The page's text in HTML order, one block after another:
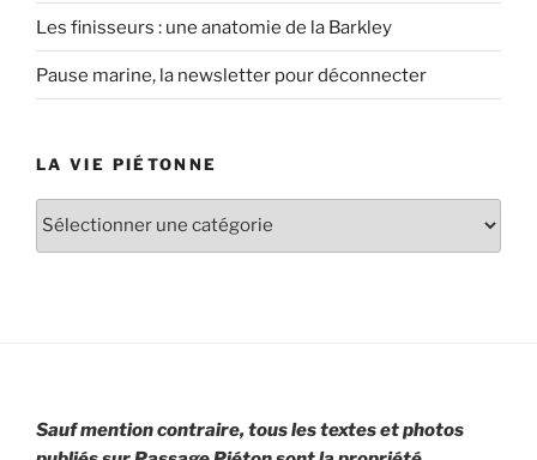
Les finisseurs : une anatomie de la Barkley
Pause marine, la newsletter pour déconnecter
LA VIE PIÉTONNE
Sauf mention contraire, tous les textes et photos